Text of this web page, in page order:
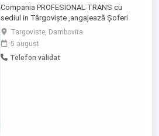
Compania PROFESIONAL TRANS cu
sediul in Târgoviște ,angajează Șoferi
Profesioniști pentru curse Tur - Retur .
Flota modernă intretinuta camioane euro 6
cu parcare proprie și service. Cerinte:
Permis de conducere Categoria C+ E.
Targoviste, Dambovita
5 august
Telefon validat